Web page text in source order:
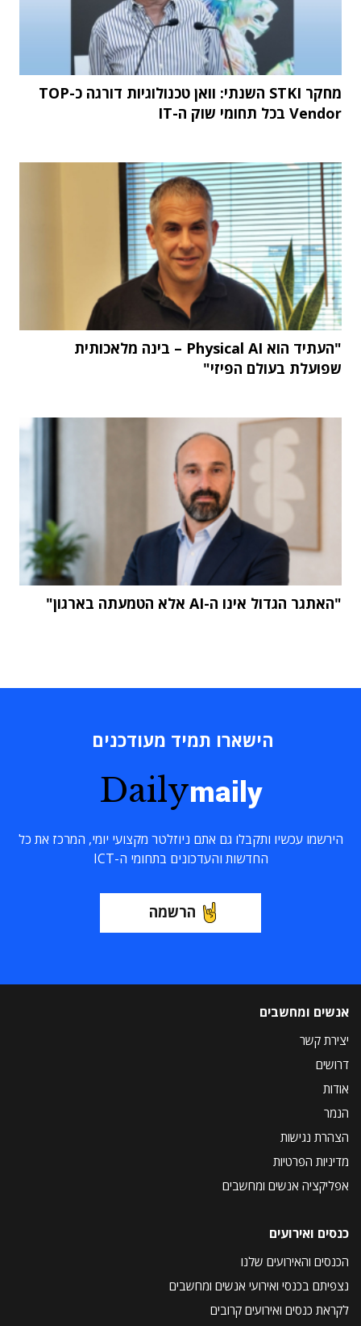
מחקר STKI השנתי: וואן טכנולוגיות דורגה כ-TOP
Vendor בכל תחומי שוק ה-IT
"העתיד הוא Physical AI – בינה מלאכותית
שפועלת בעולם הפיזי"
"האתגר הגדול אינו ה-AI אלא הטמעתה בארגון"
הישארו תמיד מעודכנים
Dailymaily
הירשמו עכשיו ותקבלו גם אתם ניוזלטר מקצועי יומי, המרכז את כל
החדשות והעדכונים בתחומי ה-ICT
הרשמה
אנשים ומחשבים
יצירת קשר
דרושים
אודות
הנמר
הצהרת נגישות
מדיניות הפרטיות
אפליקציה אנשים ומחשבים
כנסים ואירועים
הכנסים והאירועים שלנו
נצפיתם בכנסי ואירועי אנשים ומחשבים
לקראת כנסים ואירועים קרובים